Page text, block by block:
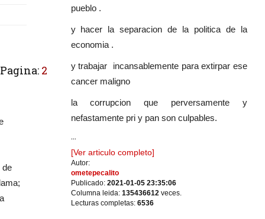
Pagina: 2
de
pueblo .
y hacer la separacion de la politica de la
economia .
y trabajar incansablemente para extirpar ese
cancer maligno
la corrupcion que perversamente y
nefastamente pri y pan son culpables.
...
[Ver articulo completo]
Autor:
ometepecalito
Publicado: 2021-01-05 23:35:06
Columna leida: 135436612 veces.
Lecturas completas: 6536